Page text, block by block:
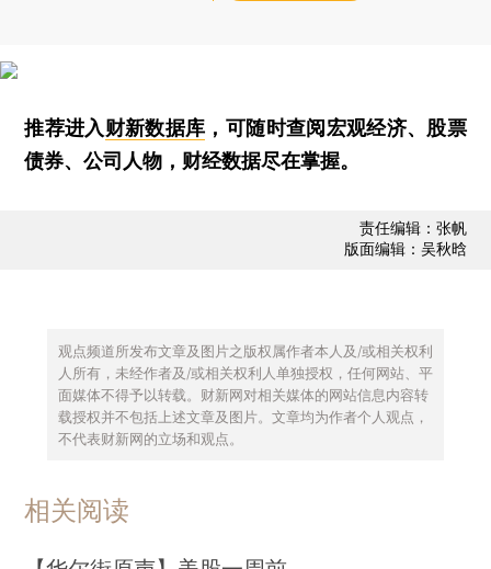
推荐进入财新数据库 ，可随时查阅宏观经济、股票
债券、公司人物，财经数据尽在掌握。
责任编辑：张帆
版面编辑：吴秋晗
观点频道所发布文章及图片之版权属作者本人及/或相关权利
人所有，未经作者及/或相关权利人单独授权，任何网站、平
面媒体不得予以转载。财新网对相关媒体的网站信息内容转
载授权并不包括上述文章及图片。文章均为作者个人观点，
不代表财新网的立场和观点。
相关阅读